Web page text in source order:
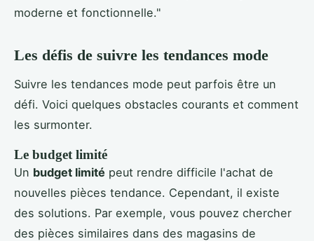
moderne et fonctionnelle."
Les défis de suivre les tendances mode
Suivre les tendances mode peut parfois être un
défi. Voici quelques obstacles courants et comment
les surmonter.
Le budget limité
Un budget limité peut rendre difficile l'achat de
nouvelles pièces tendance. Cependant, il existe
des solutions. Par exemple, vous pouvez chercher
des pièces similaires dans des magasins de